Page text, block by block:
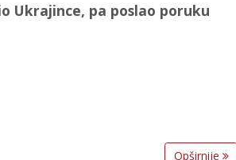
Ukrajince, pa poslao poruku
Opširnije